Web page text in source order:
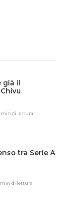
già il
min di lettura
tra Serie A
min di lettura